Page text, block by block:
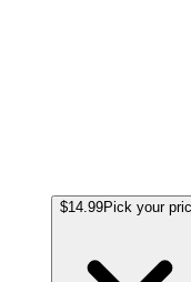
$14.99Pick your